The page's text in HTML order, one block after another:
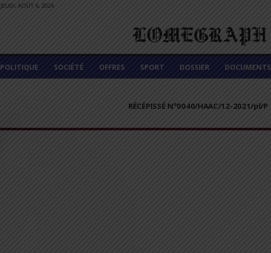
JEUDI, AOÛT 6, 2026
POLITIQUE SOCIÉTÉ OFFRES SPORT DOSSIER DOCUMENTS
RÉCÉPISSÉ N°0040/HAAC/12-2021/pl/P